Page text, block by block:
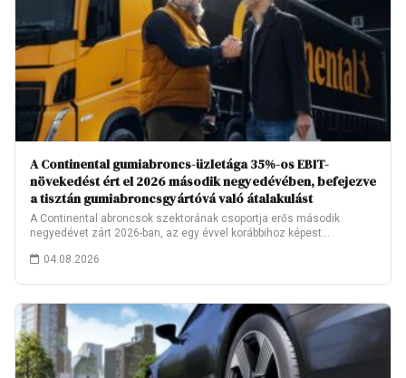
A Continental gumiabroncs-üzletága 35%-os EBIT-
növekedést ért el 2026 második negyedévében, befejezve
a tisztán gumiabroncsgyártóvá való átalakulást
A Continental abroncsok szektorának csoportja erős második
negyedévet zárt 2026-ban, az egy évvel korábbihoz képest…
04.08.2026